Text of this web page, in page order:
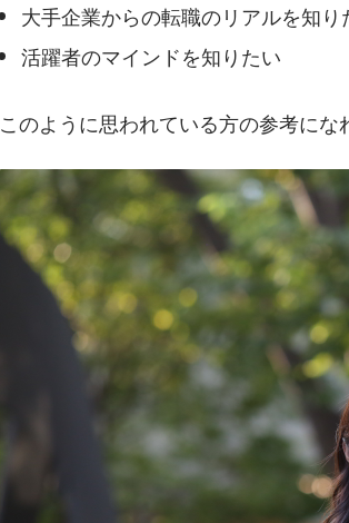
大手企業からの転職のリアルを知り
活躍者のマインドを知りたい
このように思われている方の参考にな